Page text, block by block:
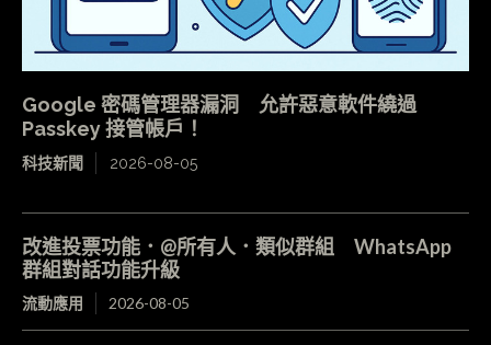
Google 密碼管理器漏洞 允許惡意軟件繞過
Passkey 接管帳戶！
科技新聞 2026-08-05
改進投票功能．@所有人．類似群組 WhatsApp
群組對話功能升級
流動應用 2026-08-05